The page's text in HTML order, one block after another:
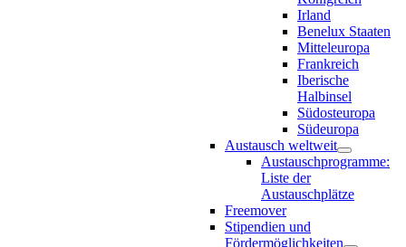
Irland
Benelux Staaten
Mitteleuropa
Frankreich
Iberische
Halbinsel
Südosteuropa
Südeuropa
Austausch weltweit
Austauschprogramme:
Liste der
Austauschplätze
Freemover
Stipendien und
Fördermöglichkeiten